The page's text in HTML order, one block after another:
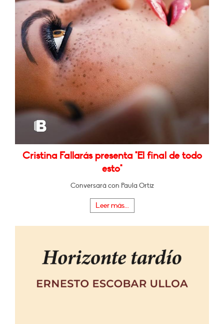
Cristina Fallarás presenta "El final de todo
esto"
Conversará con Paula Ortiz
Leer más...